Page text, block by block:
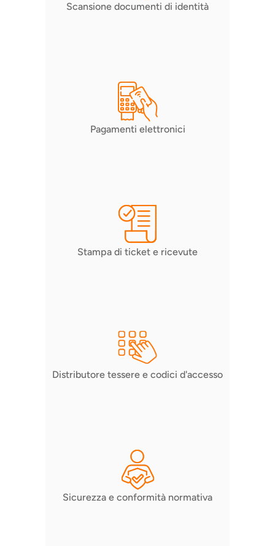
Scansione documenti di identità
Pagamenti elettronici
Stampa di ticket e ricevute
Distributore tessere e codici d'accesso
Sicurezza e conformità normativa